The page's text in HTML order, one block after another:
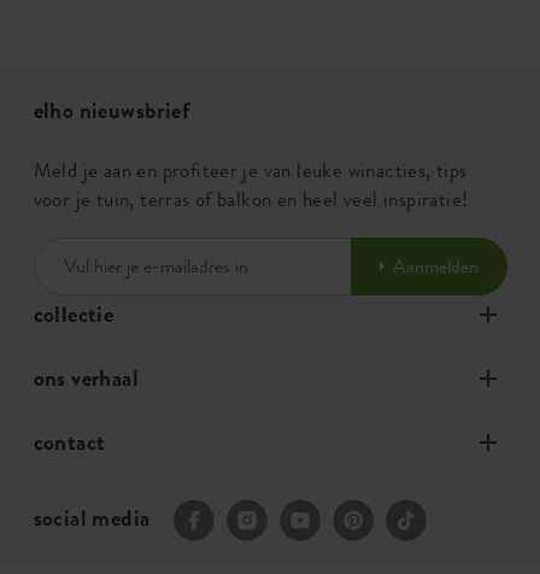
collectie
ons verhaal
contact
elho nieuwsbrief
Meld je aan en profiteer je van leuke winacties, tips
voor je tuin, terras of balkon en heel veel inspiratie!
Aanmelden
social media